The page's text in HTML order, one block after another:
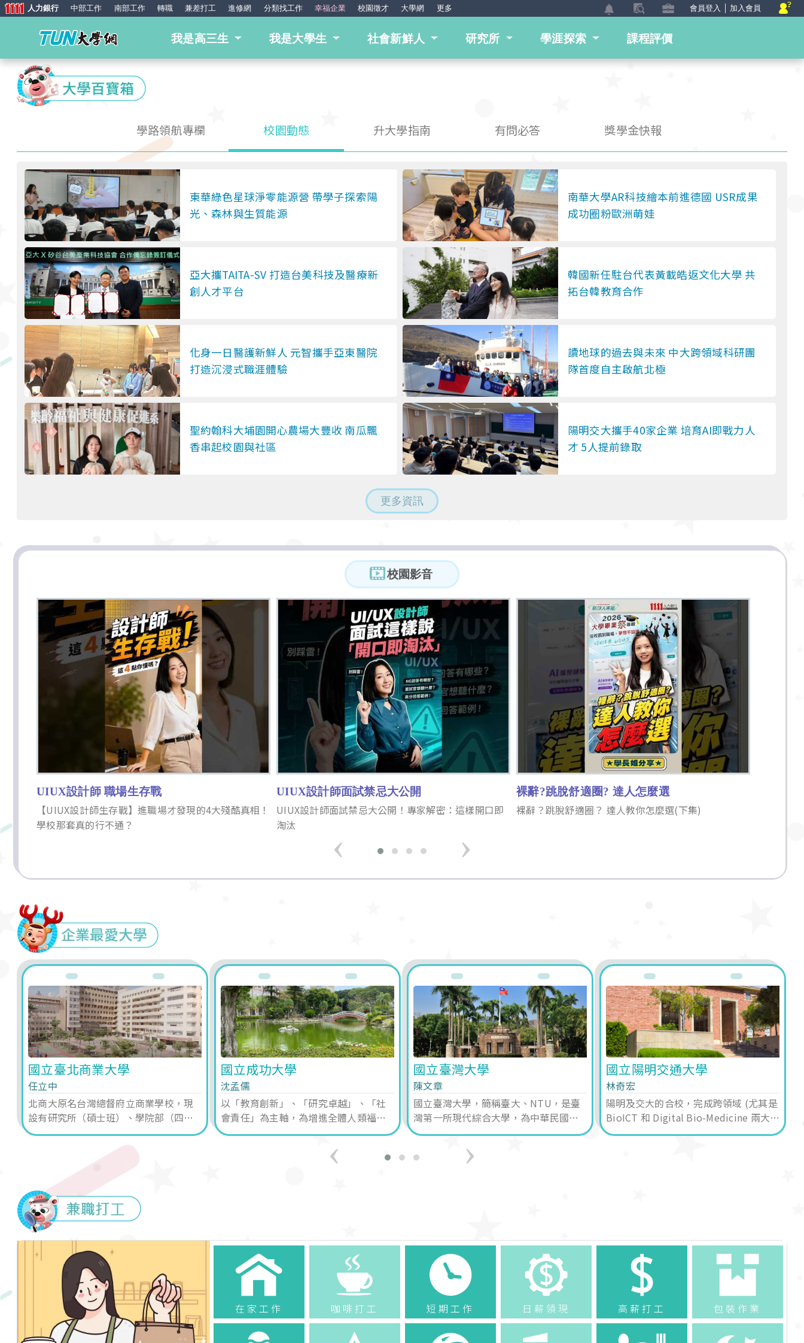
我是高三生 我是大學生 社會新鮮人 研究所 學涯探索 課程評價
Previous
學路領航專欄 校園動態 升大學指南 有問必答 獎學金快報
東華綠色星球淨零能源營 帶學子探索陽
光、森林與生質能源
南華大學AR科技繪本前進德國 USR成果
成功圈粉歐洲萌娃
亞大攜TAITA-SV 打造台美科技及醫療新
創人才平台
韓國新任駐台代表黃載皓返文化大學 共
拓台韓教育合作
化身一日醫護新鮮人 元智攜手亞東醫院
打造沉浸式職涯體驗
讀地球的過去與未來 中大跨領域科研團
隊首度自主啟航北極
聖約翰科大埔園開心農場大豐收 南瓜飄
香串起校園與社區
陽明交大攜手40家企業 培育AI即戰力人
才 5人提前錄取
更多資訊
校園影音
UIUX設計師 職場生存戰
【UIUX設計師生存戰】進職場才發現的4大殘酷真相！
學校那套真的行不通？
UIUX設計師面試禁忌大公開
UIUX設計師面試禁忌大公開！專家解密：這樣開口即
淘汰
裸辭?跳脫舒適圈? 達人怎麼選
裸辭？跳脫舒適圈？ 達人教你怎麼選(下集)
‹ ›
國立臺北商業大學
任立中
北商大原名台灣總督府立商業學校，現
設有研究所（碩士班）、學院部（四
技、二技）；專科部（五專）；進修推
廣部（四技、二技及二專）。臺北校區
成立財經學院、管理學院。桃園校區成
立創新經營學院，其自103年8月起開始
招生。
國立成功大學
沈孟儒
以「教育創新」、「研究卓越」、「社
會責任」為主軸，為增進全體人類福
祉，以打造「教學、研究與社會責任」
整體卓越的未來大學為願景大步邁進。
國立臺灣大學
陳文章
國立臺灣大學，簡稱臺大、NTU，是臺
灣第一所現代綜合大學，為中華民國學
生人數最多的高等教育機構，也是第一
國立陽明交通大學
林奇宏
陽明及交大的合校，完成跨領域 (尤其是
BioICT 和 Digital Bio-Medicine 兩大領
域) 教研的重大任務，以育成優秀人才來
‹ ›
在家工作 咖啡打工 短期工作 日薪領現 高薪打工 包裝作業
會員登入 加入會員
人力銀行 中部工作 南部工作 轉職 兼差打工 進修網 分類找工作 幸福企業 校園徵才 大學網 更多